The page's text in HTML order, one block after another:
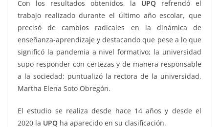
Con los resultados obtenidos, la UPQ refrendó el
trabajo realizado durante el último año escolar, que
precisó de cambios radicales en la dinámica de
enseñanza-aprendizaje y destacando que pese a lo que
significó la pandemia a nivel formativo; la universidad
supo responder con certezas y de manera responsable
a la sociedad; puntualizó la rectora de la universidad,
Martha Elena Soto Obregón.
El estudio se realiza desde hace 14 años y desde el
2020 la UPQ ha aparecido en su clasificación.